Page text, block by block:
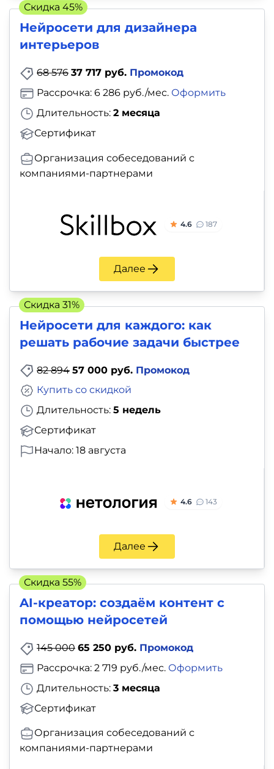
Нейросети для дизайнера
интерьеров
68 576 37 717 руб. Промокод
Длительность: 2 месяца
Сертификат
Рассрочка: 6 286 руб./мес. Оформить
Организация собеседований с
компаниями-партнерами
4.6 187
Далее
Скидка 45%
Нейросети для каждого: как
решать рабочие задачи быстрее
82 894 57 000 руб. Промокод
Длительность: 5 недель
Сертификат
Купить со скидкой
Начало: 18 августа
4.6 143
Далее
Скидка 31%
AI-креатор: создаём контент с
помощью нейросетей
145 000 65 250 руб. Промокод
Длительность: 3 месяца
Сертификат
Рассрочка: 2 719 руб./мес. Оформить
Организация собеседований с
компаниями-партнерами
Скидка 55%